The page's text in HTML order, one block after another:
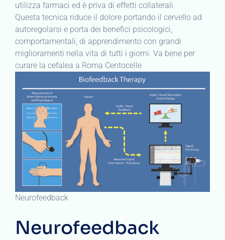
utilizza farmaci ed è priva di effetti collaterali.
Questa tecnica riduce il dolore portando il cervello ad
autoregolarsi e porta dei benefici psicologici,
comportamentali, di apprendimento con grandi
miglioramenti nella vita di tutti i giorni. Va bene per
curare la cefalea a Roma Centocelle
Neurofeedback
Neurofeedback